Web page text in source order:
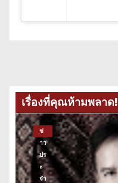
เรื่องที่คุณห้ามพลาด!
ข่
าว
ปร
ะ
จำ